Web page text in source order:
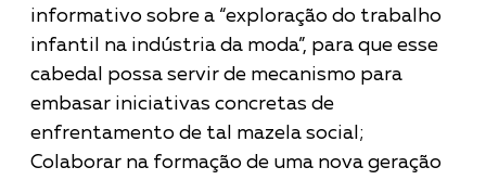
informativo sobre a “exploração do trabalho
infantil na indústria da moda”, para que esse
cabedal possa servir de mecanismo para
embasar iniciativas concretas de
enfrentamento de tal mazela social;
Colaborar na formação de uma nova geração